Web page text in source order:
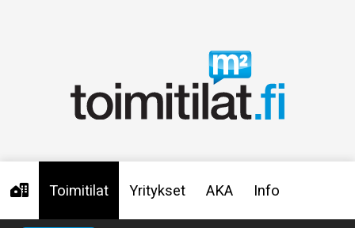
Toimitilat Yritykset AKA Info